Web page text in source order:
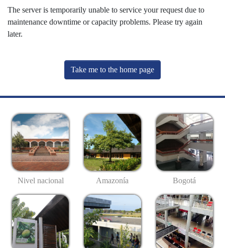
The server is temporarily unable to service your request due to
maintenance downtime or capacity problems. Please try again
later.
Take me to the home page
Nivel nacional Amazonía Bogotá